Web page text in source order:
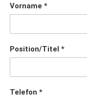
Vorname
Position/Titel
Telefon